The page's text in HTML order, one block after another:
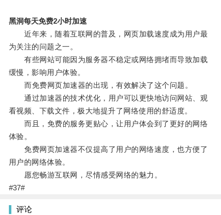
黑洞每天免费2小时加速
近年来，随着互联网的普及，网页加载速度成为用户最
为关注的问题之一。
有些网站可能因为服务器不稳定或网络拥堵而导致加载
缓慢，影响用户体验。
而免费网页加速器的出现，有效解决了这个问题。
通过加速器的技术优化，用户可以更快地访问网站、观
看视频、下载文件，极大地提升了网络使用的舒适度。
而且，免费的服务更贴心，让用户体会到了更好的网络
体验。
免费网页加速器不仅提高了用户的网络速度，也方便了
用户的网络体验。
愿您畅游互联网，尽情感受网络的魅力。
#37#
评论